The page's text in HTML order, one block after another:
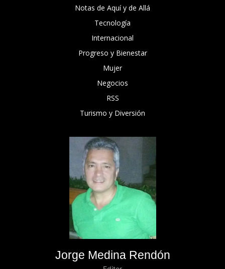
Notas de Aquí y de Allá
Tecnología
Internacional
Progreso y Bienestar
Mujer
Negocios
RSS
Turismo y Diversión
Jorge Medina Rendón